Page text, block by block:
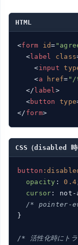
HTML
<form id=
<label class
<input
<a href= "/
</ label>
<button type
</ form>
CSS（disabled 時
button
opacity : 0.4
cursor : not-
/* pointer-
}
/* 活性化時にト